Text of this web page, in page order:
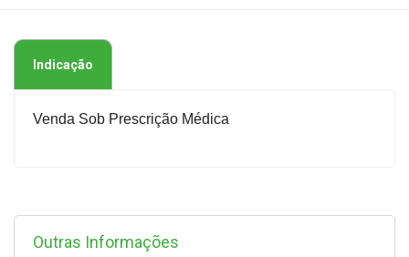
Indicação
Venda Sob Prescrição Médica
Outras Informações